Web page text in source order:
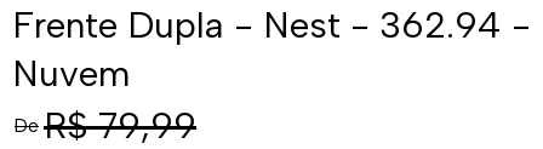
Frente Dupla - Nest - 362.94 -
Nuvem
De R$ 79,99
3º renda
4º tecno